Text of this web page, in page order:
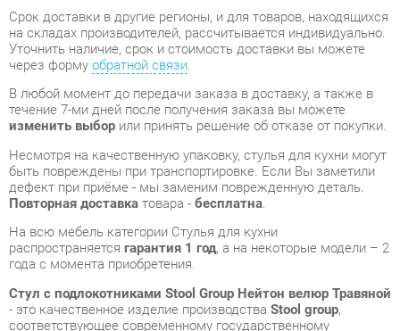
В любой момент до передачи заказа в доставку, а также в
течение 7-ми дней после получения заказа вы можете
изменить выборили принять решение об отказе от покупки.
Несмотря на качественную упаковку, стулья для кухни могут
быть повреждены при транспортировке. Если Вы заметили
дефект при приёме - мы заменим поврежденную деталь.
Повторная доставкатовара -бесплатна.
распространяетсягарантия 1 год, а на некоторые модели – 2
года с момента приобретения.
Стул с подлокотниками Stool Group Нейтон велюр Травяной
соответствующее современному государственному
стандарту.
Надеемся, вы останетесь довольны вашим приобретением, и
будем рады, если вы оставите отзыв об опыте его
использования, который поможет сориентироваться нашим
будущим покупателям.